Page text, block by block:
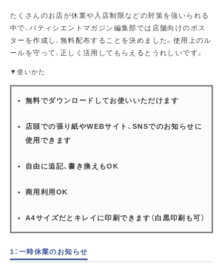
たくさんのお店が休業や入店制限などの対策を強いられる
中で、パティシエントマガジン編集部では店舗向けのポス
ターを作成し、無料配布することを決めました。使用上のル
ールを守って、正しく活用してもらえるとうれしいです。
▼使いかた
無料でダウンロードしてお使いいただけます
店頭での張り紙やWEBサイト、SNSでのお知らせに
使用できます
自由に追記、書き換えもOK
商用利用OK
A4サイズだとキレイに印刷できます（白黒印刷も可）
1：一時休業のお知らせ